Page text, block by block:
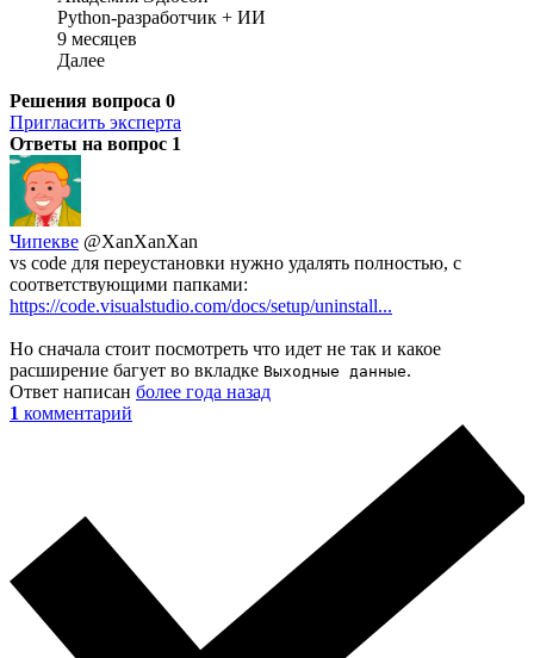
Python-разработчик + ИИ
9 месяцев
Далее
Решения вопроса 0
Пригласить эксперта
Ответы на вопрос 1
Чипекве @XanXanXan
vs code для переустановки нужно удалять полностью, с
соответствующими папками:
https://code.visualstudio.com/docs/setup/uninstall...
Но сначала стоит посмотреть что идет не так и какое
расширение багует во вкладке Выходные данные.
Ответ написан более года назад
1 комментарий